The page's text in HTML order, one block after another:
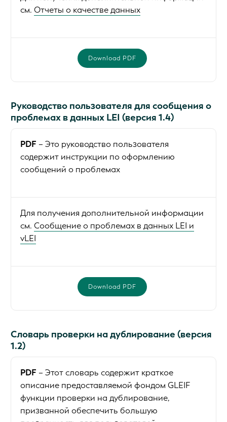
см. Отчеты о качестве данных
Download PDF
Руководство пользователя для сообщения о
проблемах в данных LEI (версия 1.4)
PDF – Это руководство пользователя
содержит инструкции по оформлению
сообщений о проблемах
Для получения дополнительной информации
см. Сообщение о проблемах в данных LEI и
vLEI
Download PDF
Словарь проверки на дублирование (версия
1.2)
PDF – Этот словарь содержит краткое
описание предоставляемой фондом GLEIF
функции проверки на дублирование,
призванной обеспечить большую